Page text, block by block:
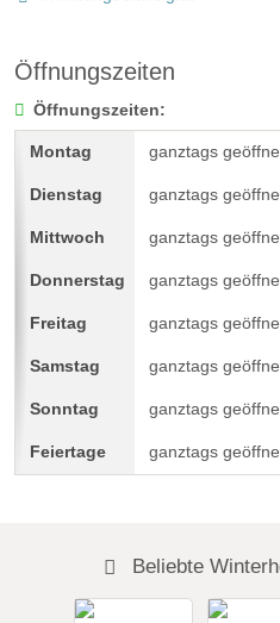
Öffnungszeiten
Öffnungszeiten:
ganztags
ganztags
ganztags
ganztags
ganztags
ganztags
ganztags
ganztags
Beliebte